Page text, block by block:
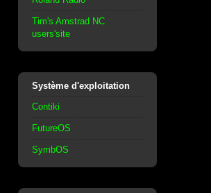
Tim's Amstrad NC
users'site
Système d'exploitation
Contiki
FutureOS
SymbOS